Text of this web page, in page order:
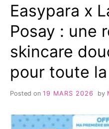
Easypara x
Posay : une
skincare
pour toute
Posted on 19 MARS 2026 by